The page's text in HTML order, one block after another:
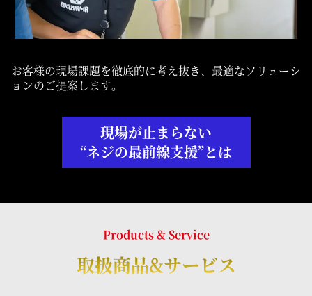
お客様の現場課題を徹底的に考え抜き、最適なソリューシ
ョンのご提案します。
現場が止まらない
“ネジの最前線支援”とは
Products & Service
取扱商品&サービス